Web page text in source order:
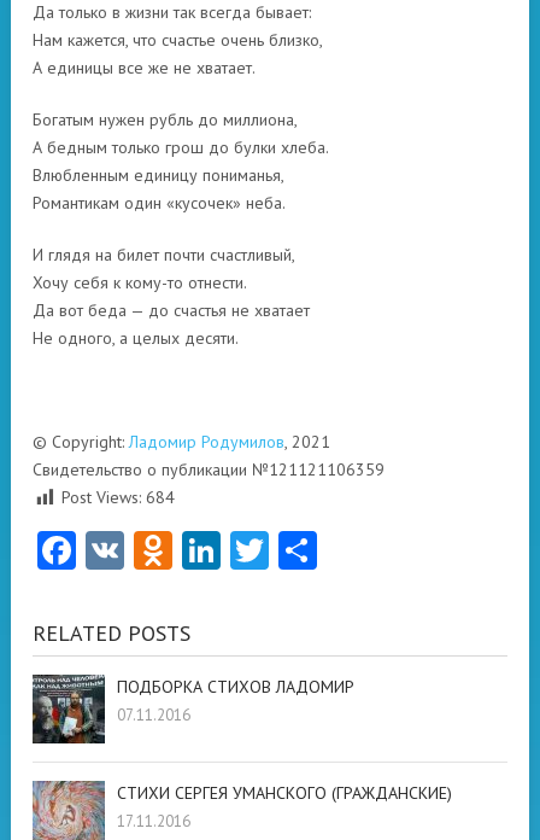
Да только в жизни так всегда бывает:
Нам кажется, что счастье очень близко,
А единицы все же не хватает.
Богатым нужен рубль до миллиона,
А бедным только грош до булки хлеба.
Влюбленным единицу пониманья,
Романтикам один «кусочек» неба.
И глядя на билет почти счастливый,
Хочу себя к кому-то отнести.
Да вот беда — до счастья не хватает
Не одного, а целых десяти.
© Copyright:Ладомир Родумилов, 2021
Свидетельство о публикации №121121106359
Post Views: 684
Facebook
VK Odnoklassniki
LinkedIn
Twitter
RELATED POSTS
ПОДБОРКА СТИХОВ ЛАДОМИР
07.11.2016
СТИХИ СЕРГЕЯ УМАНСКОГО (ГРАЖДАНСКИЕ)
17.11.2016